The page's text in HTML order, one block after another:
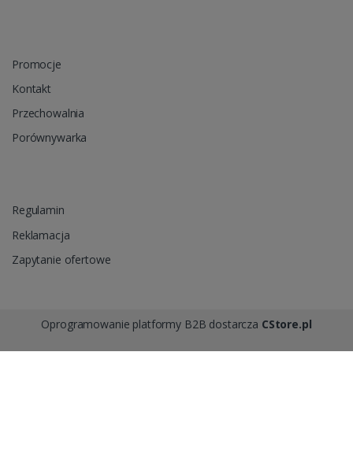
Promocje
Kontakt
Przechowalnia
Porównywarka
Regulamin
Reklamacja
Zapytanie ofertowe
Oprogramowanie platformy B2B dostarcza CStore.pl